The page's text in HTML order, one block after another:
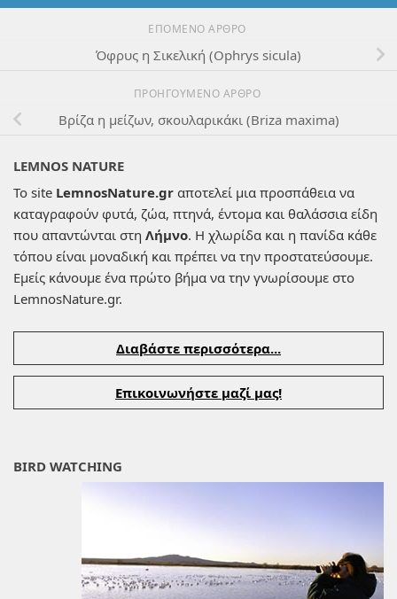
ΕΠΌΜΕΝΟ ΆΡΘΡΟ
Όφρυς η Σικελική (Ophrys sicula)
ΠΡΟΗΓΟΎΜΕΝΟ ΆΡΘΡΟ
Βρίζα η μείζων, σκουλαρικάκι (Briza maxima)
LEMNOS NATURE
Το site LemnosNature.gr αποτελεί μια προσπάθεια να
καταγραφούν φυτά, ζώα, πτηνά, έντομα και θαλάσσια είδη
που απαντώνται στη Λήμνο. Η χλωρίδα και η πανίδα κάθε
τόπου είναι μοναδική και πρέπει να την προστατεύσουμε.
Εμείς κάνουμε ένα πρώτο βήμα να την γνωρίσουμε στο
LemnosNature.gr.
Διαβάστε περισσότερα...
Επικοινωνήστε μαζί μας!
BIRD WATCHING